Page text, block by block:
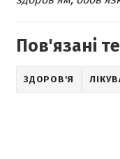
Пов'язані
ЗДОРОВ'Я